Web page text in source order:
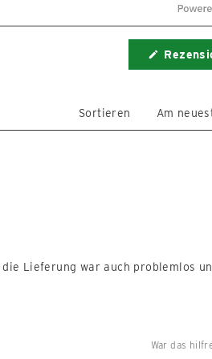
in
öffnen
Sortieren
Lieferung war auch problemlos
War das